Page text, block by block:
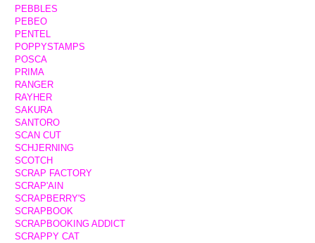
PEBBLES
PEBEO
PENTEL
POPPYSTAMPS
POSCA
PRIMA
RANGER
RAYHER
SAKURA
SANTORO
SCAN CUT
SCHJERNING
SCOTCH
SCRAP FACTORY
SCRAP'AIN
SCRAPBERRY'S
SCRAPBOOK
SCRAPBOOKING ADDICT
SCRAPPY CAT